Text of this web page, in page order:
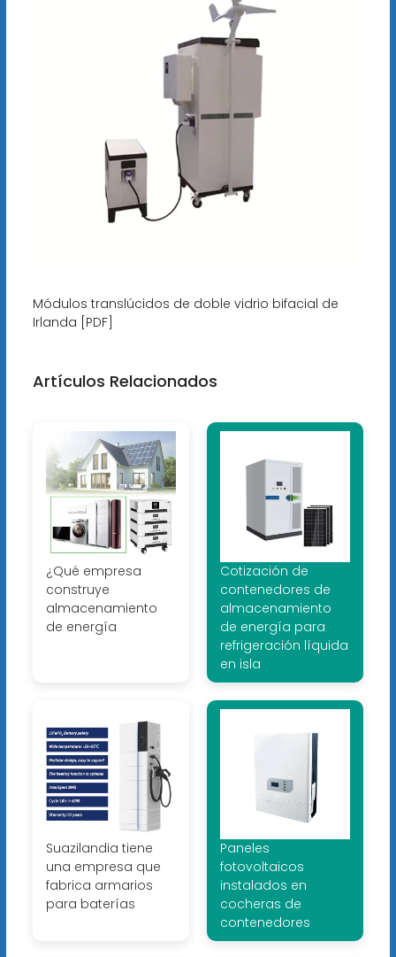
Módulos translúcidos de doble vidrio bifacial de
Irlanda [PDF]
Artículos Relacionados
¿Qué empresa
construye
almacenamiento
de energía
Cotización de
contenedores de
almacenamiento
de energía para
refrigeración líquida
en isla
Suazilandia tiene
una empresa que
fabrica armarios
para baterías
Paneles
fotovoltaicos
instalados en
cocheras de
contenedores